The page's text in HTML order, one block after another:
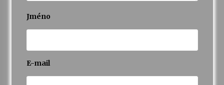
Jméno
E-mail